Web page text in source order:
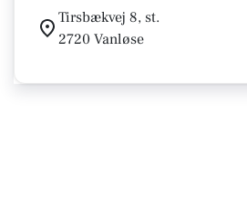
Tirsbækvej 8, st.
2720 Vanløse